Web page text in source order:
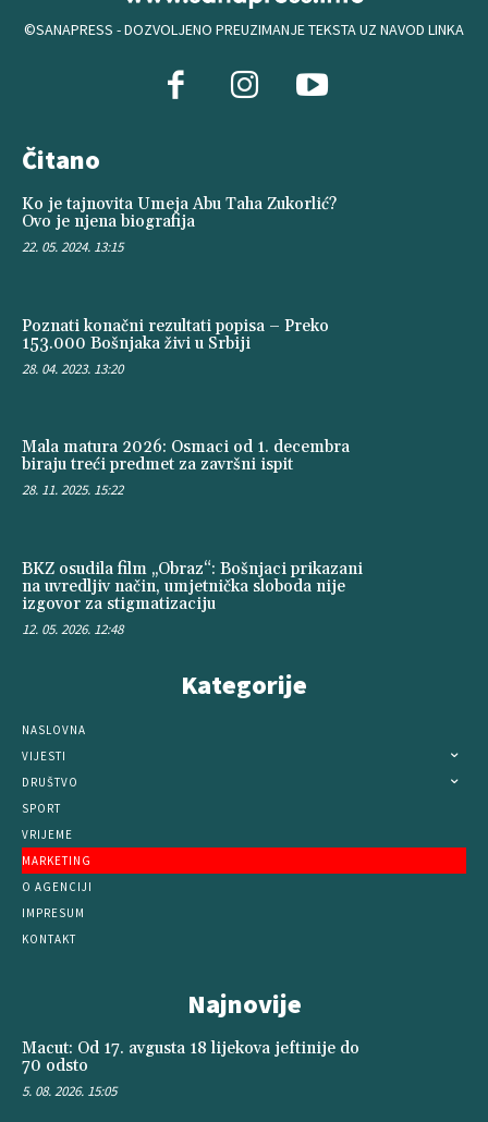
©SANAPRESS - DOZVOLJENO PREUZIMANJE TEKSTA UZ NAVOD LINKA
Čitano
Ko je tajnovita Umeja Abu Taha Zukorlić?
Ovo je njena biografija
22. 05. 2024. 13:15
Poznati konačni rezultati popisa – Preko
153.000 Bošnjaka živi u Srbiji
28. 04. 2023. 13:20
Mala matura 2026: Osmaci od 1. decembra
biraju treći predmet za završni ispit
28. 11. 2025. 15:22
BKZ osudila film „Obraz“: Bošnjaci prikazani
na uvredljiv način, umjetnička sloboda nije
izgovor za stigmatizaciju
12. 05. 2026. 12:48
Kategorije
NASLOVNA
VIJESTI
DRUŠTVO
SPORT
VRIJEME
MARKETING
O AGENCIJI
IMPRESUM
KONTAKT
Najnovije
Macut: Od 17. avgusta 18 lijekova jeftinije do
70 odsto
5. 08. 2026. 15:05